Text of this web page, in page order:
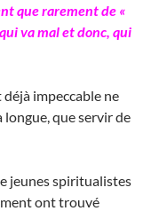
que rarement de «
va mal et donc, qui
impeccable ne
longue, que servir de
jeunes spiritualistes
ont trouvé